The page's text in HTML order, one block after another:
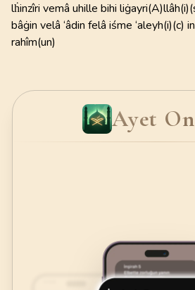
lḣinzîri vemâ uhille bihi
bâġin velâ ‘âdin felâ iśme ‘aleyh(i)(c)
rahîm(un)
Ayet